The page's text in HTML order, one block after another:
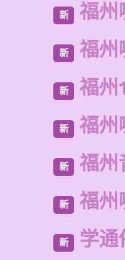
新 福州
新 福州
新 福州
新 福州
新 福州
新 福州
新 学通